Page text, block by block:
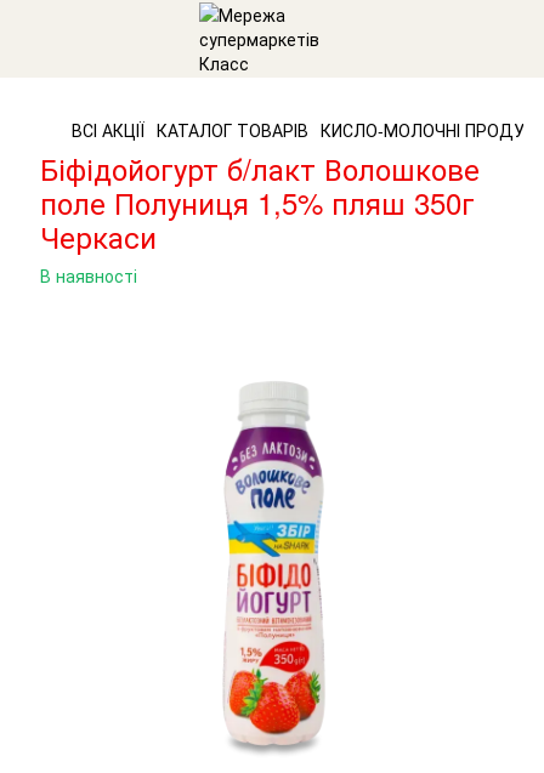
ВСІ АКЦІЇ КАТАЛОГ ТОВАРІВ КИСЛО-МОЛОЧНІ
Біфідойогурт б/лакт Волошкове
поле Полуниця 1,5% пляш 350г
Черкаси
В наявності